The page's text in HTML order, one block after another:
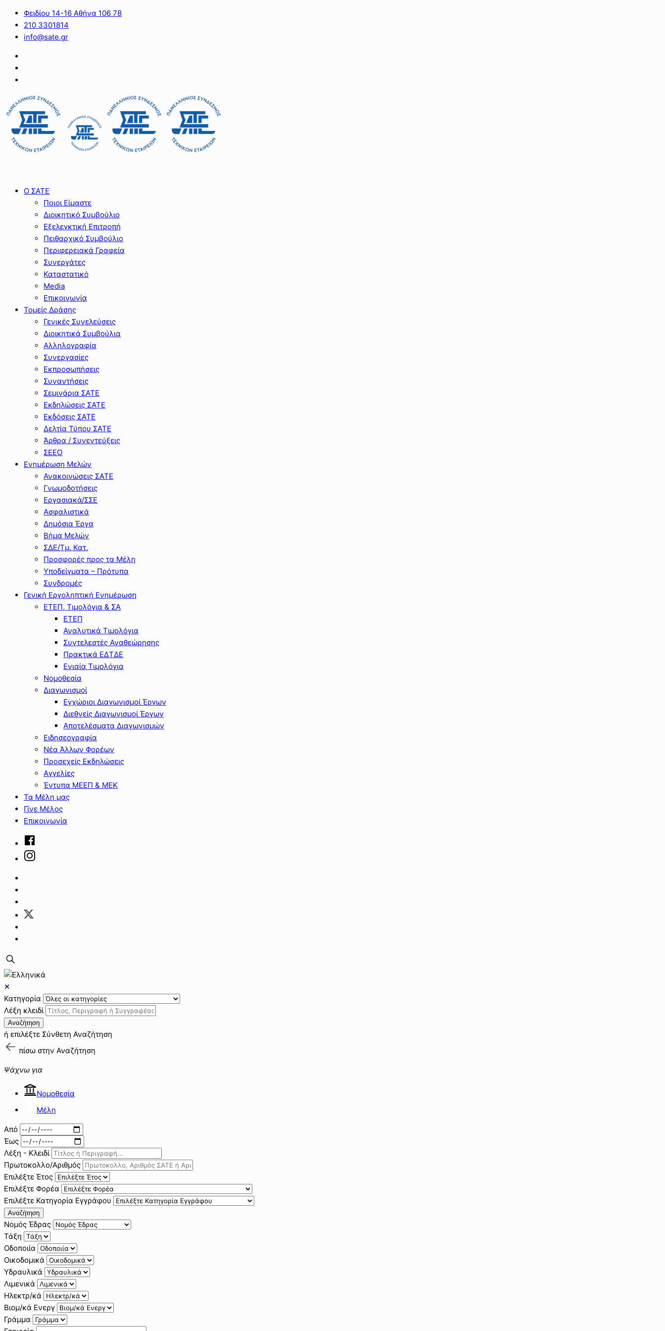
Φειδίου 14-16 Αθήνα 106 78
210 3301814
info@sate.gr
Ο ΣΑΤΕ
Ποιοι Είμαστε
Διοικητικό Συμβούλιο
Εξελεγκτική Επιτροπή
Πειθαρχικό Συμβούλιο
Περιφερειακά Γραφεία
Συνεργάτες
Καταστατικό
Media
Επικοινωνία
Τομείς Δράσης
Γενικές Συνελεύσεις
Διοικητικά Συμβούλια
Αλληλογραφία
Συνεργασίες
Εκπροσωπήσεις
Συναντήσεις
Σεμινάρια ΣΑΤΕ
Εκδηλώσεις ΣΑΤΕ
Εκδόσεις ΣΑΤΕ
Δελτία Τύπου ΣΑΤΕ
Άρθρα / Συνεντεύξεις
ΣΕΕΟ
Ενημέρωση Μελών
Ανακοινώσεις ΣΑΤΕ
Γνωμοδοτήσεις
Εργασιακά/ΣΣΕ
Ασφαλιστικά
Δημόσια Έργα
Βήμα Μελών
ΣΔΕ/Τμ. Κατ.
Προσφορές προς τα Μέλη
Υποδείγματα – Πρότυπα
Συνδρομές
Γενική Εργοληπτική Ενημέρωση
ΕΤΕΠ, Τιμολόγια & ΣΑ
ΕΤΕΠ
Αναλυτικά Τιμολόγια
Συντελεστές Αναθεώρησης
Πρακτικά ΕΔΤΔΕ
Ενιαία Τιμολόγια
Νομοθεσία
Διαγωνισμοί
Εγχώριοι Διαγωνισμοί Έργων
Διεθνείς Διαγωνισμοί Έργων
Αποτελέσματα Διαγωνισμών
Ειδησεογραφία
Νέα Άλλων Φορέων
Προσεχείς Εκδηλώσεις
Αγγελίες
Έντυπα ΜΕΕΠ & ΜΕΚ
Τα Μέλη μας
Γίνε Μέλος
Επικοινωνία
✕
Κατηγορία
Λέξη κλειδί
Αναζήτηση
ή επιλέξτε Σύνθετη Αναζήτηση
πίσω στην Αναζήτηση
Ψάχνω για
Νομοθεσία
Μέλη
Από
Έως
Λέξη - Κλειδί
Πρωτοκολλο/Αριθμός
Επιλέξτε Έτος
Επιλέξτε Φορέα
Επιλέξτε Κατηγορία Εγγράφου
Αναζήτηση
Νομός Έδρας
Τάξη
Οδοποιία
Οικοδομικά
Υδραυλικά
Λιμενικά
Ηλεκτρ/κά
Βιομ/κά Ενεργ
Γράμμα